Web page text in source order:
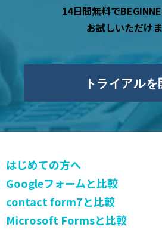
14日間無料で
お試しいただけま
トライアルを
はじめての方へ
Googleフォームと比較
contact form7と比較
Microsoft Formsと比較